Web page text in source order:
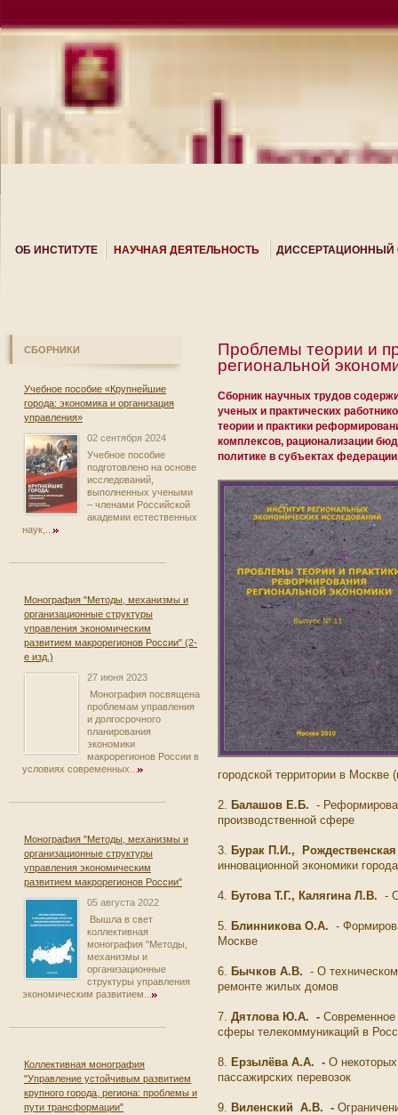
ОБ ИНСТИТУТЕ НАУЧНАЯ ДЕЯТЕЛЬНОСТЬ ДИССЕРТАЦИОННЫЙ
СБОРНИКИ
Учебное пособие «Крупнейшие
города: экономика и организация
управления»
02 сентября 2024
Учебное пособие
подготовлено на основе
исследований,
выполненных учеными
– членами Российской
академии естественных
наук,...
Монография "Методы, механизмы и
организационные структуры
управления экономическим
развитием макрорегионов России" (2-
е изд.)
27 июня 2023
Монография посвящена
проблемам управления
и долгосрочного
планирования
экономики
макрорегионов России в
условиях современных...
Монография "Методы, механизмы и
организационные структуры
управления экономическим
развитием макрорегионов России"
05 августа 2022
Вышла в свет
коллективная
монография "Методы,
механизмы и
организационные
структуры управления
экономическим развитием...
Коллективная монография
"Управление устойчивым развитием
крупного города, региона: проблемы и
пути трансформации"
Проблемы теории и
региональной
Сборник научных трудов
ученых и практических
теории и практики
комплексов, рационализации
политике в субъектах
городской территории в
2. Балашов Е.Б. -
производственной сфере
3. Бурак П.И.,
инновационной экономики
4. Бутова Т.Г., Калягина Л.В. -
5. Блинникова О.А. -
Москве
6. Бычков А.В. - О
ремонте жилых домов
7. Дятлова Ю.А. - Современное
сферы телекоммуникаций в
8. Ерзылёва А.А. - О
пассажирских перевозок
9. Виленский А.В. -